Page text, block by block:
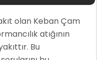
olan Keban Çam
atığının
Bu